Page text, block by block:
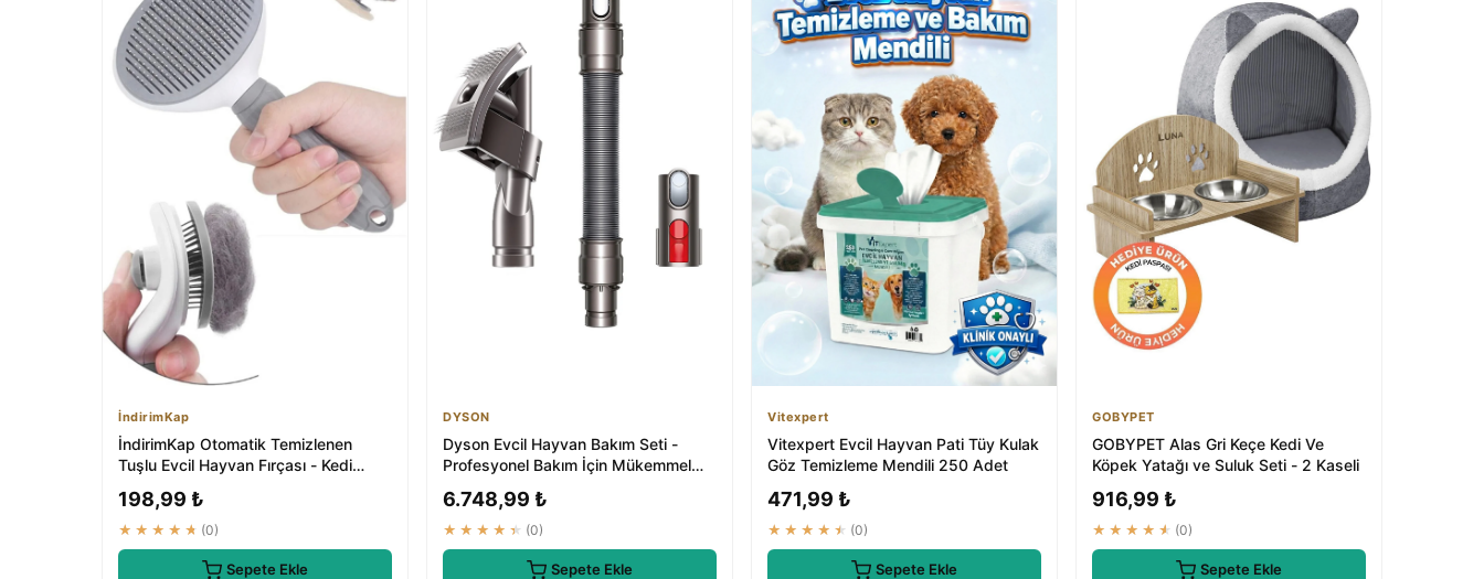
İndirimKap
İndirimKap Otomatik Temizlenen
Tuşlu Evcil Hayvan Fırçası - Kedi
198,99 ₺
★★★★★ (0)
Sepete Ekle
DYSON
Dyson Evcil Hayvan Bakım Seti -
Profesyonel Bakım İçin Mükemmel
6.748,99 ₺
★★★★★ (0)
Sepete Ekle
Vitexpert
Vitexpert Evcil Hayvan Pati Tüy Kulak
Göz Temizleme Mendili 250 Adet
471,99 ₺
★★★★★ (0)
Sepete Ekle
GOBYPET
GOBYPET Alas Gri Keçe Kedi Ve
Köpek Yatağı ve Suluk Seti - 2 Kaseli
916,99 ₺
★★★★★ (0)
Sepete Ekle